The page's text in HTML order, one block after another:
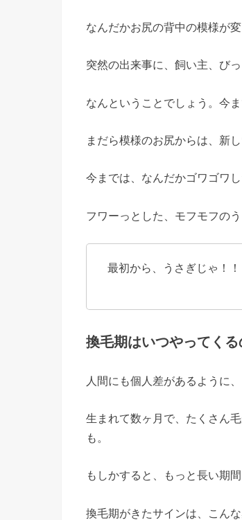
なんだかお尻の背中の模様が
突然の出来事に、飼い主、びっ
なんということでしょう。今
まだら模様のお尻からは、新
今までは、なんだかゴワゴワ
フワーっとした、モフモフの
最初から、うさぎじゃ！！
換毛期はいつやってく
人間にも個人差があるように
生まれて数ヶ月で、たくさん
も。
もしかすると、もっと長い期
換毛期がきたサインは、こんな